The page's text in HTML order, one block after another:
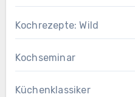
Kochrezepte: Wild
Kochseminar
Küchenklassiker